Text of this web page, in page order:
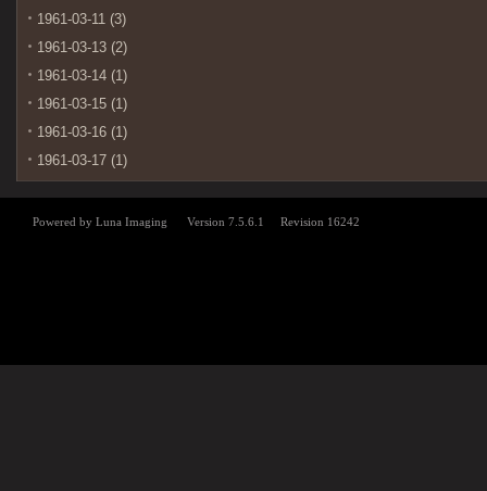
1961-03-11 (3)
1961-03-13 (2)
1961-03-14 (1)
1961-03-15 (1)
1961-03-16 (1)
1961-03-17 (1)